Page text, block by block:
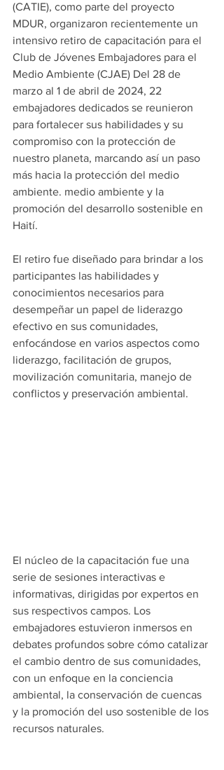
(CATIE), como parte del proyecto
MDUR, organizaron recientemente un
intensivo retiro de capacitación para el
Club de Jóvenes Embajadores para el
Medio Ambiente (CJAE) Del 28 de
marzo al 1 de abril de 2024, 22
embajadores dedicados se reunieron
para fortalecer sus habilidades y su
compromiso con la protección de
nuestro planeta, marcando así un paso
más hacia la protección del medio
ambiente. medio ambiente y la
promoción del desarrollo sostenible en
Haití.
El retiro fue diseñado para brindar a los
participantes las habilidades y
conocimientos necesarios para
desempeñar un papel de liderazgo
efectivo en sus comunidades,
enfocándose en varios aspectos como
liderazgo, facilitación de grupos,
movilización comunitaria, manejo de
conflictos y preservación ambiental.
El núcleo de la capacitación fue una
serie de sesiones interactivas e
informativas, dirigidas por expertos en
sus respectivos campos. Los
embajadores estuvieron inmersos en
debates profundos sobre cómo catalizar
el cambio dentro de sus comunidades,
con un enfoque en la conciencia
ambiental, la conservación de cuencas
y la promoción del uso sostenible de los
recursos naturales.